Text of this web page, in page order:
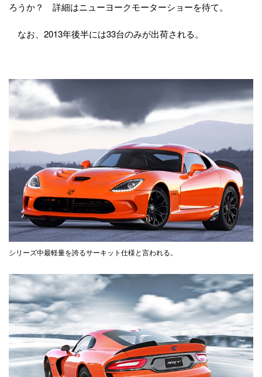
ろうか？ 詳細はニューヨークモーターショーを待て。
なお、2013年後半には33台のみが出荷される。
シリーズ中最軽量を誇るサーキット仕様と言われる。